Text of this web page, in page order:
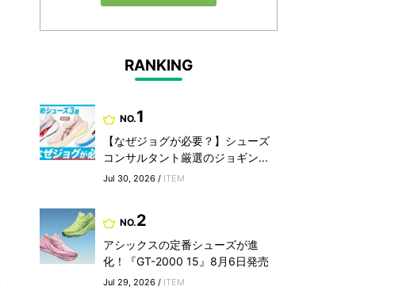
RANKING
NO.1
【なぜジョグが必要？】シューズ
コンサルタント厳選のジョギン...
Jul 30, 2026 / ITEM
NO.2
アシックスの定番シューズが進
化！『GT-2000 15』8月6日発売
Jul 29, 2026 / ITEM